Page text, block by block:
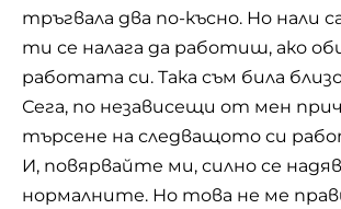
тръгвала два по-късно. Но нали
ти се налага да работиш, ако
работата си. Така съм била
Сега, по независещи от мен
търсене на следващото си
И, повярвайте ми, силно се
нормалните. Но това не ме